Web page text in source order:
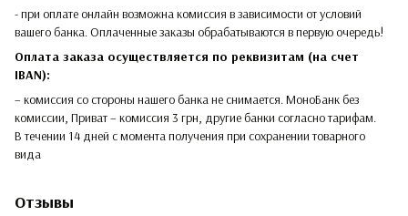
- при оплате онлайн возможна комиссия в зависимости от условий
вашего банка. Оплаченные заказы обрабатываются в первую очередь!
Оплата заказа осуществляется по реквизитам (на счет
IBAN):
– комиссия со стороны нашего банка не снимается. МоноБанк без
комиссии, Приват – комиссия 3 грн, другие банки согласно тарифам.
В течении 14 дней с момента получения при сохранении товарного
вида
Отзывы